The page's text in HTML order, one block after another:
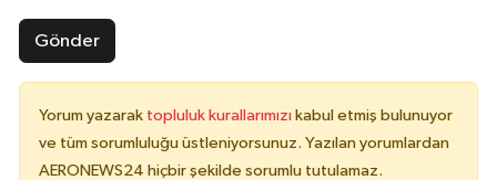
Gönder
Yorum yazarak topluluk kurallarımızı kabul etmiş bulunuyor
ve tüm sorumluluğu üstleniyorsunuz. Yazılan yorumlardan
AERONEWS24 hiçbir şekilde sorumlu tutulamaz.